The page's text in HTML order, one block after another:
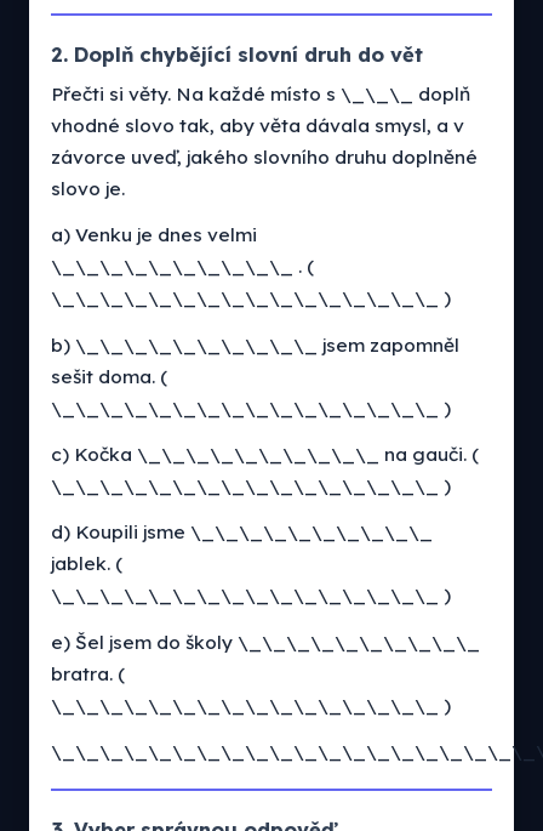
2. Doplň chybějící slovní druh do vět
Přečti si věty. Na každé místo s \_\_\_ doplň
vhodné slovo tak, aby věta dávala smysl, a v
závorce uveď, jakého slovního druhu doplněné
slovo je.
a) Venku je dnes velmi
\_\_\_\_\_\_\_\_\_\_ . (
\_\_\_\_\_\_\_\_\_\_\_\_\_\_\_\_ )
b) \_\_\_\_\_\_\_\_\_\_ jsem zapomněl
sešit doma. (
\_\_\_\_\_\_\_\_\_\_\_\_\_\_\_\_ )
c) Kočka \_\_\_\_\_\_\_\_\_\_ na gauči. (
\_\_\_\_\_\_\_\_\_\_\_\_\_\_\_\_ )
d) Koupili jsme \_\_\_\_\_\_\_\_\_\_
jablek. (
\_\_\_\_\_\_\_\_\_\_\_\_\_\_\_\_ )
e) Šel jsem do školy \_\_\_\_\_\_\_\_\_\_
bratra. (
\_\_\_\_\_\_\_\_\_\_\_\_\_\_\_\_ )